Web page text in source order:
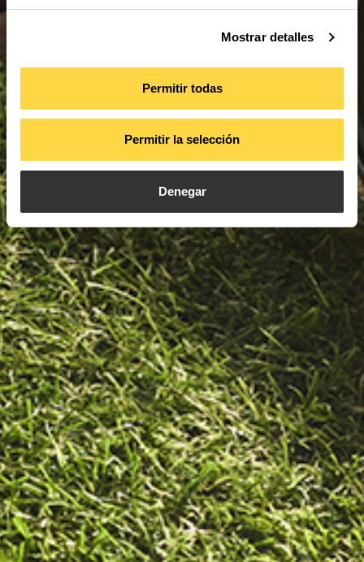
Mostrar detalles
Permitir todas
Permitir la selección
Denegar